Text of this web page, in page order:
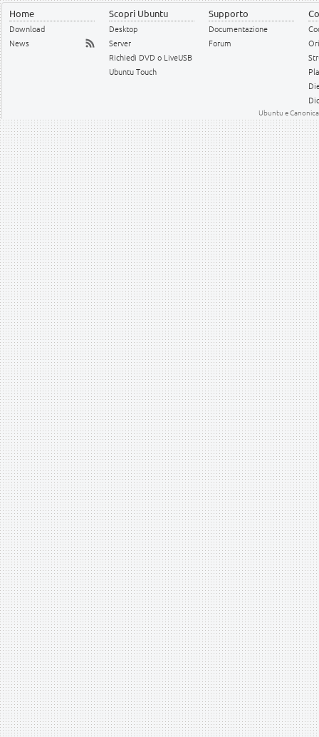
Home
Download
News
Scopri Ubuntu
Desktop
Server
Richiedi DVD o LiveUSB
Ubuntu Touch
Supporto
Documentazione
Forum
Ubuntu e